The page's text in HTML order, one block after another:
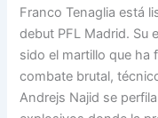
Franco Tenaglia está
debut PFL Madrid. Su
sido el martillo que ha
combate brutal,
Andrejs Najid se